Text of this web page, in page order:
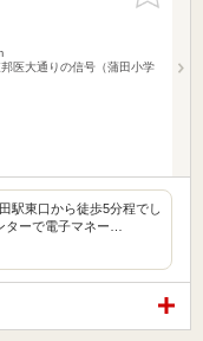
医大通りの信号（蒲田小学
駅東口から徒歩5分程でし
ターで電子マネー…